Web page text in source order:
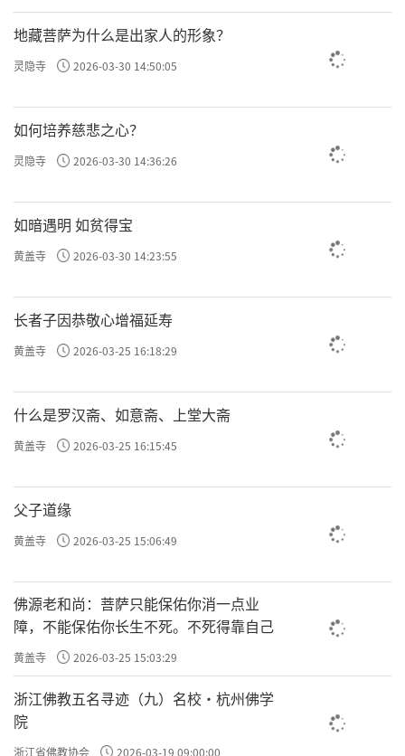
地藏菩萨为什么是出家人的形象？
灵隐寺 2026-03-30 14:50:05
如何培养慈悲之心？
灵隐寺 2026-03-30 14:36:26
如暗遇明 如贫得宝
黄盖寺 2026-03-30 14:23:55
长者子因恭敬心增福延寿
黄盖寺 2026-03-25 16:18:29
什么是罗汉斋、如意斋、上堂大斋
黄盖寺 2026-03-25 16:15:45
父子道缘
黄盖寺 2026-03-25 15:06:49
佛源老和尚：菩萨只能保佑你消一点业
障，不能保佑你长生不死。不死得靠自己
黄盖寺 2026-03-25 15:03:29
浙江佛教五名寻迹（九）名校·杭州佛学
院
浙江省佛教协会 2026-03-19 09:00:00